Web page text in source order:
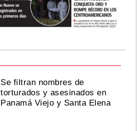
Se filtran nombres de
torturados y asesinados en
Panamá Viejo y Santa Elena